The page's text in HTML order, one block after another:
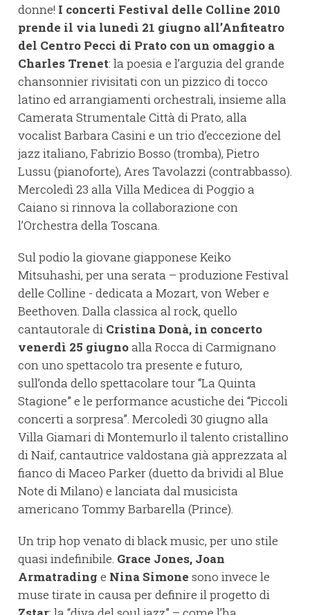
donne! I concerti Festival delle Colline 2010
prende il via lunedì 21 giugno all’Anfiteatro
del Centro Pecci di Prato con un omaggio a
Charles Trenet: la poesia e l’arguzia del grande
chansonnier rivisitati con un pizzico di tocco
latino ed arrangiamenti orchestrali, insieme alla
Camerata Strumentale Città di Prato, alla
vocalist Barbara Casini e un trio d’eccezione del
jazz italiano, Fabrizio Bosso (tromba), Pietro
Lussu (pianoforte), Ares Tavolazzi (contrabbasso).
Mercoledì 23 alla Villa Medicea di Poggio a
Caiano si rinnova la collaborazione con
l’Orchestra della Toscana.
Sul podio la giovane giapponese Keiko
Mitsuhashi, per una serata – produzione Festival
delle Colline - dedicata a Mozart, von Weber e
Beethoven. Dalla classica al rock, quello
cantautorale di Cristina Donà, in concerto
venerdì 25 giugnoalla Rocca di Carmignano
con uno spettacolo tra presente e futuro,
sull’onda dello spettacolare tour “La Quinta
Stagione” e le performance acustiche dei “Piccoli
concerti a sorpresa”. Mercoledì 30 giugno alla
Villa Giamari di Montemurlo il talento cristallino
di Naif, cantautrice valdostana già apprezzata al
fianco di Maceo Parker (duetto da brividi al Blue
Note di Milano) e lanciata dal musicista
americano Tommy Barbarella (Prince).
Un trip hop venato di black music, per uno stile
quasi indefinibile. Grace Jones, Joan
Armatrading e Nina Simone sono invece le
muse tirate in causa per definire il progetto di